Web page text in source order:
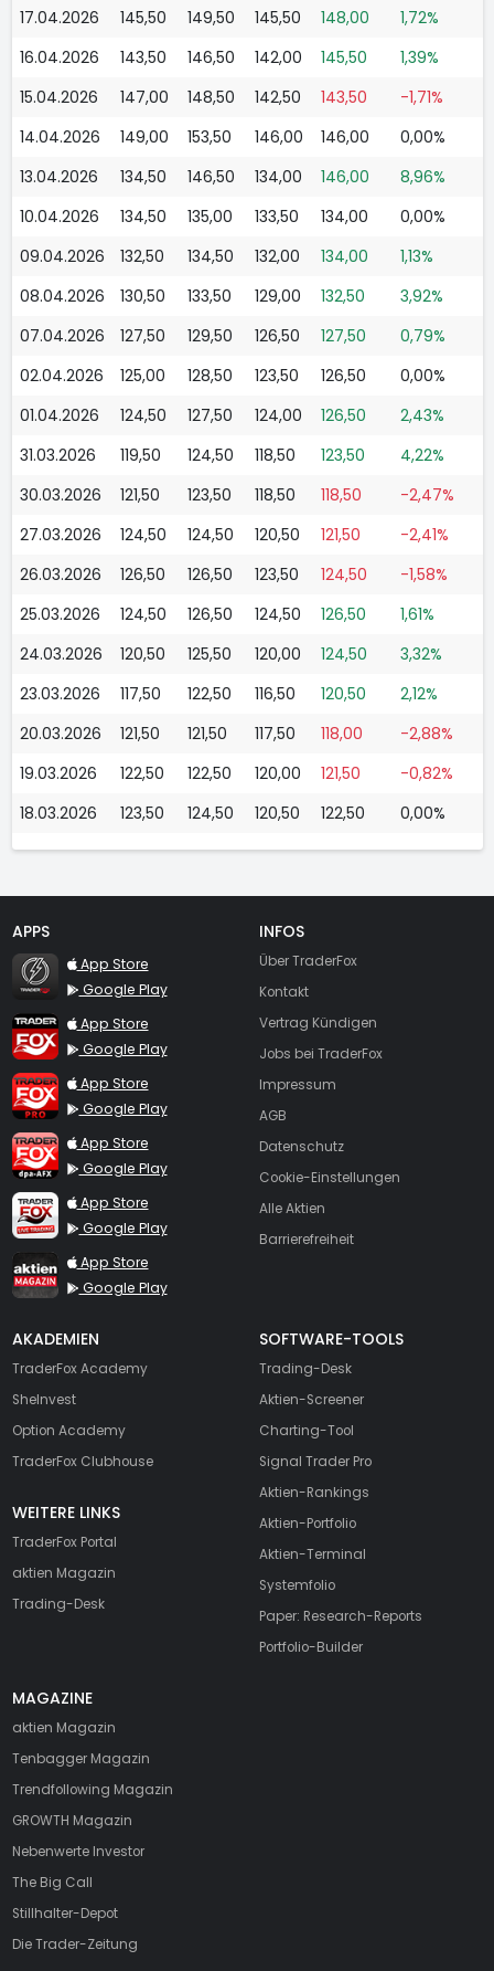
17.04.2026
145,50 149,50 145,50 148,00
1,72%
16.04.2026
143,50 146,50 142,00 145,50
1,39%
15.04.2026
147,00 148,50 142,50 143,50
-1,71%
14.04.2026
149,00 153,50 146,00 146,00
0,00%
13.04.2026
134,50 146,50 134,00 146,00
8,96%
10.04.2026
134,50 135,00 133,50 134,00
0,00%
09.04.2026
132,50 134,50 132,00 134,00
1,13%
08.04.2026
130,50 133,50 129,00 132,50
3,92%
07.04.2026
127,50 129,50 126,50 127,50
0,79%
02.04.2026
125,00 128,50 123,50 126,50
0,00%
01.04.2026
124,50 127,50 124,00 126,50
2,43%
31.03.2026
119,50 124,50 118,50 123,50
4,22%
30.03.2026
121,50 123,50 118,50 118,50
-2,47%
27.03.2026
124,50 124,50 120,50 121,50
-2,41%
26.03.2026
126,50 126,50 123,50 124,50
-1,58%
25.03.2026
124,50 126,50 124,50 126,50
1,61%
24.03.2026
120,50 125,50 120,00 124,50
3,32%
23.03.2026
117,50 122,50 116,50 120,50
2,12%
20.03.2026
121,50 121,50 117,50 118,00
-2,88%
19.03.2026
122,50 122,50 120,00 121,50
-0,82%
18.03.2026
123,50 124,50 120,50 122,50 0,00%
APPS
TraderFox Flash
App Store
Google Play
TraderFox App
App Store
Google Play
TraderFox Pro
App Store
Google Play
TraderFox dpa-AFX ProFeed
App Store
Google Play
TraderFox Live Trading
App Store
Google Play
TraderFox aktien Magazin
App Store
Google Play
INFOS
Über TraderFox
Kontakt
Vertrag Kündigen
Jobs bei TraderFox
Impressum
AGB
Datenschutz
Cookie-Einstellungen
Alle Aktien
Barrierefreiheit
AKADEMIEN
TraderFox Academy
SheInvest
Option Academy
TraderFox Clubhouse
WEITERE LINKS
TraderFox Portal
aktien Magazin
Trading-Desk
SOFTWARE-TOOLS
Trading-Desk
Aktien-Screener
Charting-Tool
Signal Trader Pro
Aktien-Rankings
Aktien-Portfolio
Aktien-Terminal
Systemfolio
Paper: Research-Reports
Portfolio-Builder
MAGAZINE
aktien Magazin
Tenbagger Magazin
Trendfollowing Magazin
GROWTH Magazin
Nebenwerte Investor
The Big Call
Stillhalter-Depot
Die Trader-Zeitung